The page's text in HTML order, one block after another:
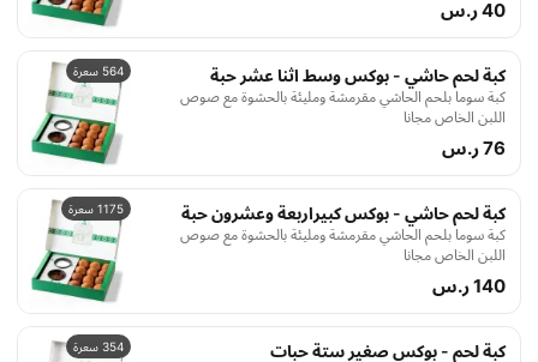
40 ر.س
564 سعرة كبة لحم حاشي - بوكس وسط اثنا عشر حبة
كبة سوما بلحم الحاشي مقرمشة ومليئة بالحشوة مع صوص
اللبن الخاص مجانا
76 ر.س
1175 سعرة كبة لحم حاشي - بوكس كبيراربعة وعشرون حبة
كبة سوما بلحم الحاشي مقرمشة ومليئة بالحشوة مع صوص
اللبن الخاص مجانا
140 ر.س
354 سعرة كبة لحم - بوكس صغير ستة حبات